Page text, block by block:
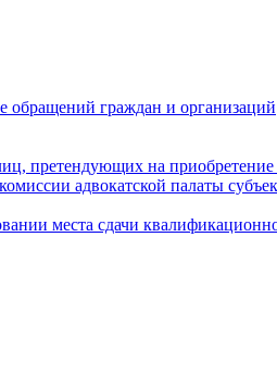
обращений граждан и организаций
претендующих на приобретение
адвокатской палаты
места сдачи